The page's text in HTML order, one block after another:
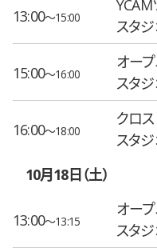
13:00〜15:00
スタ
15:00〜16:00
オー
スタ
16:00〜18:00
クロ
スタ
10月18日（土）
13:00〜13:15
オー
スタ